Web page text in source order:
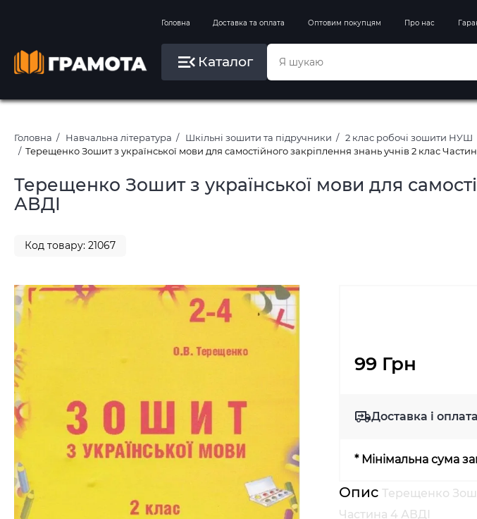
Головна Доставка та оплата Оптовим покупцям Про нас
Каталог
Вправи на зимові канікули
Літо, пляж, плавання, басейни
Картини за номерами
Головна Навчальна література Шкільні зошити та підручники
2 клас робочі зошити НУШ
Терещенко Зошит з української мови для самостійного закріплення знань учнів 2 клас
Терещенко Зошит з української мови для
АВДІ
Код товару: 21067
99 Грн
Доставка і оплата
* Мінімальна сума
ОписТерещенко
Частина 4 АВДІ